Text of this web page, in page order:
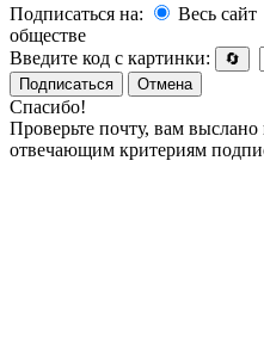
Подписаться на:
Весь сайт
обществе
Введите код с картинки:
🔄
Подписаться
Отмена
Спасибо!
Проверьте почту, вам выслано
отвечающим критериям